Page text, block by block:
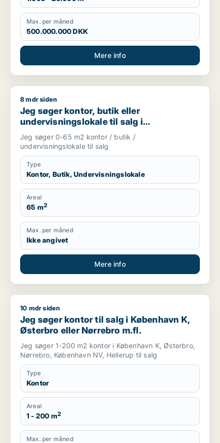
Max. per måned
500.000.000 DKK
Mere info
Jeg søger kontor, butik eller undervisningslokale til salg i
8 mdr siden
Jeg søger kontor, butik eller
undervisningslokale til salg i
Storkøbenhavn, Nordsjælland eller Fyn
m.fl.
Jeg søger 0-65 m2 kontor / butik /
undervisningslokale til salg
Type
Kontor, Butik, Undervisningslokale
Areal
65 m2
Max. per måned
Ikke angivet
Mere info
Jeg søger kontor til salg i København K, Østerbro eller
10 mdr siden
Jeg søger kontor til salg i København K,
Østerbro eller Nørrebro m.fl.
Jeg søger 1-200 m2 kontor i København K, Østerbro,
Nørrebro, København NV, Hellerup til salg
Type
Kontor
Areal
1 - 200 m2
Max. per måned